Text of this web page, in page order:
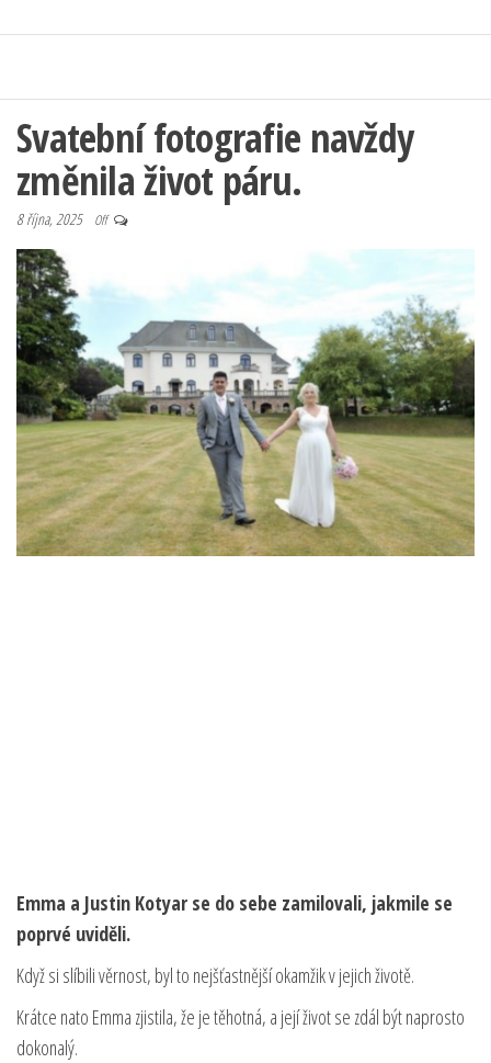
Svatební fotografie navždy
změnila život páru.
8 října, 2025 Off
Emma a Justin Kotyar se do sebe zamilovali, jakmile se
poprvé uviděli.
Když si slíbili věrnost, byl to nejšťastnější okamžik v jejich životě.
Krátce nato Emma zjistila, že je těhotná, a její život se zdál být naprosto
dokonalý.